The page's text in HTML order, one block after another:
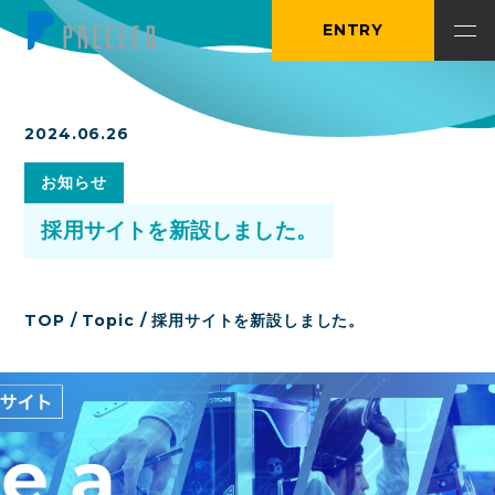
ENTRY
2024.06.26
お知らせ
採用サイトを新設しました。
TOP / Topic /採用サイトを新設しました。